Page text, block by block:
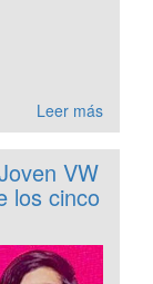
Leer más
VW
los cinco